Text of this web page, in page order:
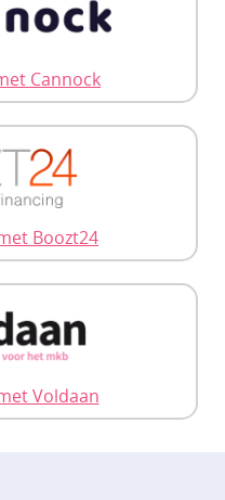
Cannock
Boozt24
Voldaan